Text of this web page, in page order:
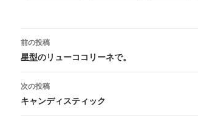
投
稿
ナ
ビ
前の投稿
星型のリューココリーネで。
次の投稿
キャンディスティック